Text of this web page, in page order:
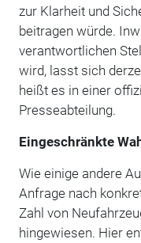
zur Klarheit und
beitragen würde.
verantwortlichen
wird, lasst sich
heißt es in einer
Presseabteilung.
Eingeschränkte
Wie einige andere
Anfrage nach
Zahl von
hingewiesen. Hier